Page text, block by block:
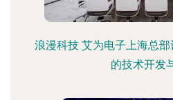
浪漫科技 艾为电子上海总
的技术开发